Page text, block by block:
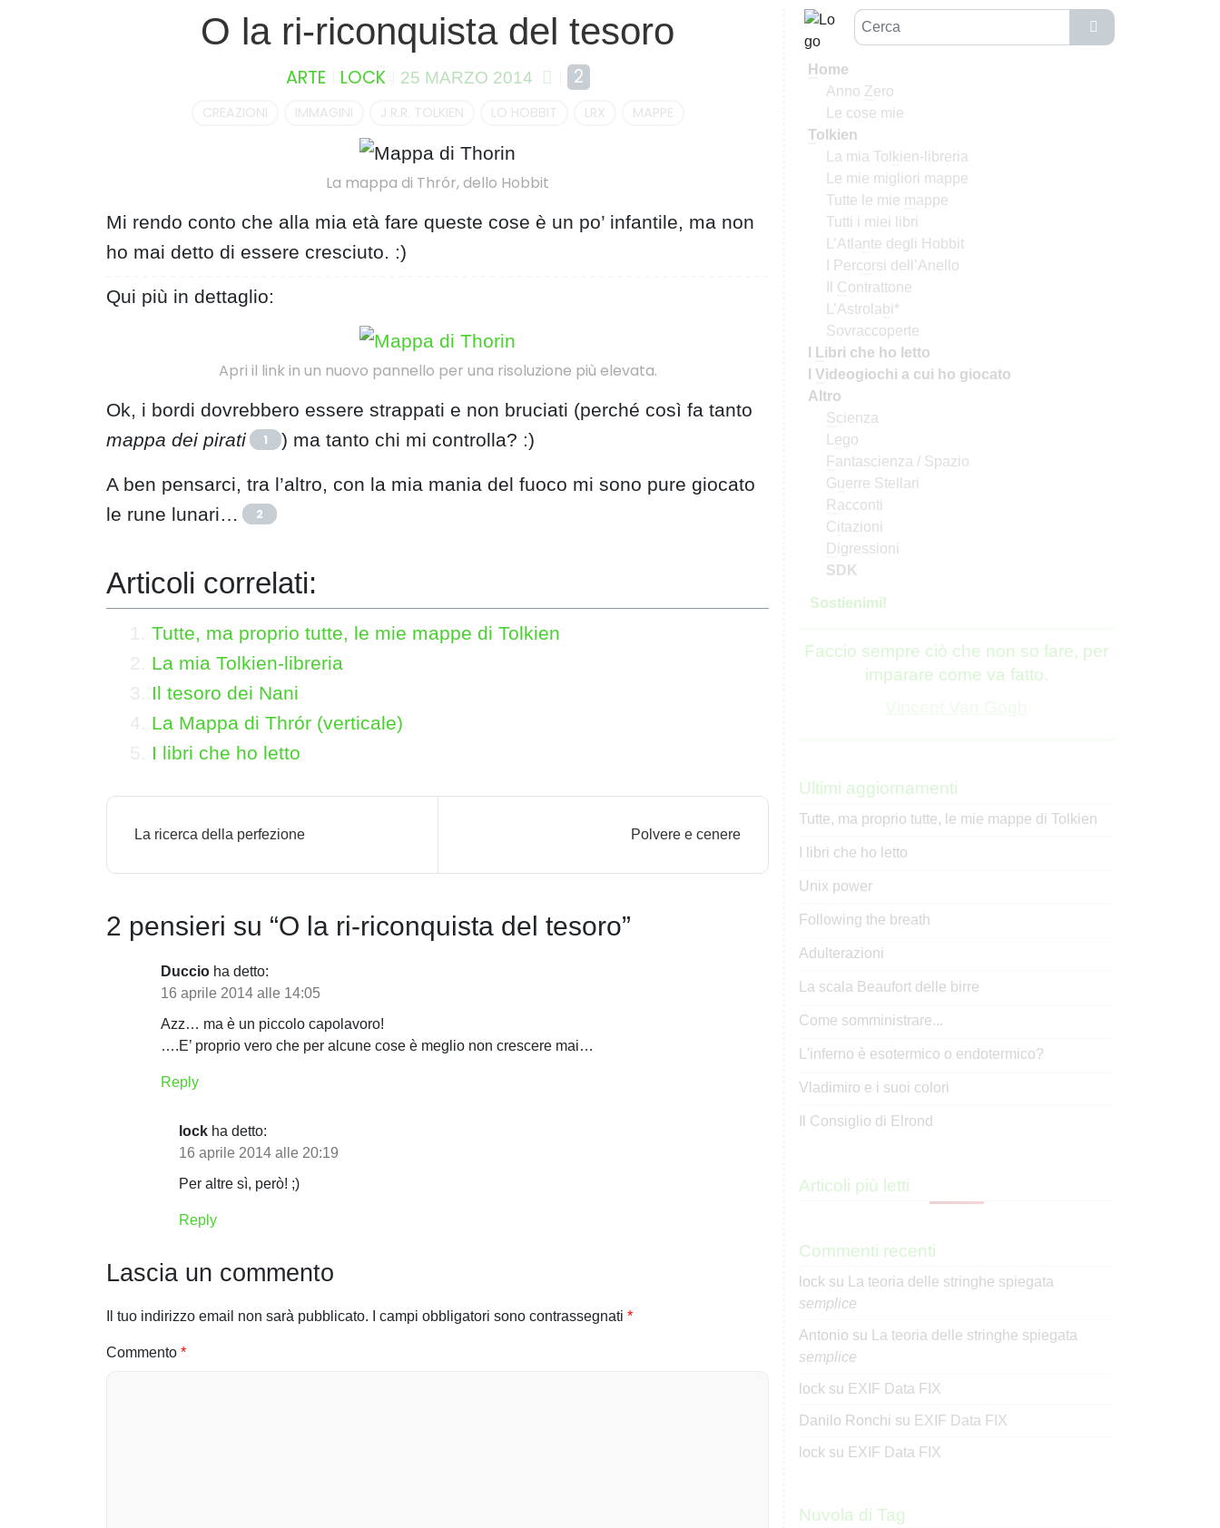
O la ri-riconquista del tesoro
ARTE LOCK 25 MARZO 2014 2
CREAZIONI IMMAGINI J.R.R. TOLKIEN LO HOBBIT LRX MAPPE
La mappa di Thrór, dello Hobbit
Mi rendo conto che alla mia età fare queste cose è un po’ infantile, ma non
ho mai detto di essere cresciuto. :)
Qui più in dettaglio:
Apri il link in un nuovo pannello per una risoluzione più elevata.
Ok, i bordi dovrebbero essere strappati e non bruciati (perché così fa tanto
mappa dei pirati
1 ) ma tanto chi mi controlla? :)
A ben pensarci, tra l’altro, con la mia mania del fuoco mi sono pure giocato
le rune lunari…
2
Articoli correlati:
Tutte, ma proprio tutte, le mie mappe di Tolkien
La mia Tolkien-libreria
Il tesoro dei Nani
La Mappa di Thrór (verticale)
I libri che ho letto
v
i
t
c
o
La ricerca della perfezione Polvere e cenere
2 pensieri su “O la ri-riconquista del tesoro”
Duccio ha detto:
16 aprile 2014 alle 14:05
Azz… ma è un piccolo capolavoro!
….E’ proprio vero che per alcune cose è meglio non crescere mai…
Reply
lock ha detto:
16 aprile 2014 alle 20:19
Per altre sì, però! ;)
Reply
Lascia un commento
Il tuo indirizzo email non sarà pubblicato. I campi obbligatori sono contrassegnati *
Commento *
C
e
H ome
Anno Zero
Le cose mie
Tolkien
La mia Tol kien-libreria
Le mie migliori mappe
Tutte le mie mappe
Tutti i miei libri
L’Atlante degli Hobbit
I Percorsi dell’Anello
Contrattone
L’Astrola bi*
Sovraccoperte
Libri che ho letto
Videogiochi a cui ho giocato
Altro
Scienza
ego
Fantascienza / Spazio
Guerre Stellari
Racconti
Citazioni
Digressioni
SDK
Sostienimi!
Faccio sempre ciò che non so fare, per
imparare come va fatto.
Ultimi aggiornamenti
Tutte, ma proprio tutte, le mie mappe di Tolkien
I libri che ho letto
Unix power
Following the breath
Adulterazioni
La scala Beaufort delle birre
Come somministrare...
L'inferno è esotermico o endotermico?
Vladimiro e i suoi colori
Il Consiglio di Elrond
Articoli più letti
Commenti recenti
lock su
La teoria delle stringhe spiegata
semplice
Antonio su
La teoria delle stringhe spiegata
semplice
lock su EXIF Data FIX
Danilo Ronchi su EXIF Data FIX
lock su EXIF Data FIX
Nuvola di Tag